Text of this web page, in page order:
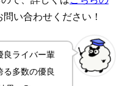
問い合わせください！
良ライバー輩
る多数の優良